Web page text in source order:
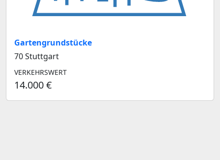
Gartengrundstücke
70 Stuttgart
VERKEHRSWERT
14.000 €